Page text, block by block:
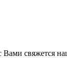
свяжется